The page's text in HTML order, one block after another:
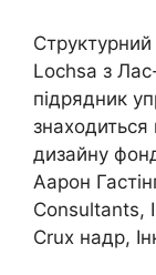
Lochsa з
підрядник
дизайну
Аарон
Consultants,
Crux надр,